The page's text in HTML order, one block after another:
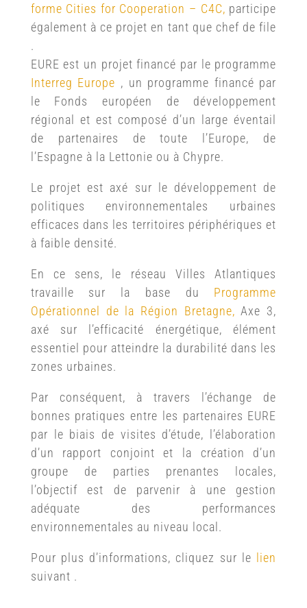
forme Cities for Cooperation – C4C, participe
également à ce projet en tant que chef de file
.
EURE est un projet financé par le programme
Interreg Europe , un programme financé par
le Fonds européen de développement
régional et est composé d’un large éventail
de partenaires de toute l’Europe, de
l’Espagne à la Lettonie ou à Chypre.
Le projet est axé sur le développement de
politiques environnementales urbaines
efficaces dans les territoires périphériques et
à faible densité.
En ce sens, le réseau Villes Atlantiques
travaille sur la base du Programme
Opérationnel de la Région Bretagne, Axe 3,
axé sur l’efficacité énergétique, élément
essentiel pour atteindre la durabilité dans les
zones urbaines.
Par conséquent, à travers l’échange de
bonnes pratiques entre les partenaires EURE
par le biais de visites d’étude, l’élaboration
d’un rapport conjoint et la création d’un
groupe de parties prenantes locales,
l’objectif est de parvenir à une gestion
adéquate des performances
environnementales au niveau local.
Pour plus d’informations, cliquez sur le lien
suivant .